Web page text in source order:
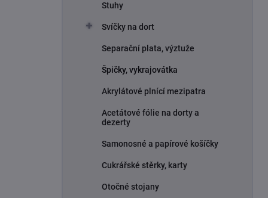
Stuhy
Svíčky na dort
Separační plata, výztuže
Špičky, vykrajovátka
Akrylátové plnící mezipatra
Acetátové fólie na dorty a
dezerty
Samonosné a papírové košíčky
Cukrářské stěrky, karty
Otočné stojany